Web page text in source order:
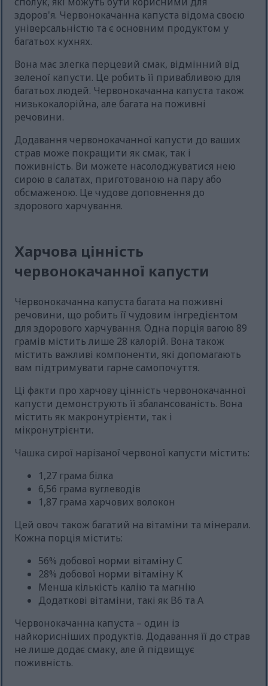
здоров'я. Червонокачанна капуста відома своєю
універсальністю та є основним продуктом у
багатьох кухнях.
Вона має злегка перцевий смак, відмінний від
зеленої капусти. Це робить її привабливою для
багатьох людей. Червонокачанна капуста також
низькокалорійна, але багата на поживні
речовини.
Додавання червонокачанної капусти до ваших
страв може покращити як смак, так і
поживність. Ви можете насолоджуватися нею
сирою в салатах, приготованою на пару або
обсмаженою. Це чудове доповнення до
здорового харчування.
Харчова цінність
червонокачанної капусти
Червонокачанна капуста багата на поживні
речовини, що робить її чудовим інгредієнтом
для здорового харчування. Одна порція вагою 89
грамів містить лише 28 калорій. Вона також
містить важливі компоненти, які допомагають
вам підтримувати гарне самопочуття.
Ці факти про харчову цінність червонокачанної
капусти демонструють її збалансованість. Вона
містить як макронутрієнти, так і
мікронутрієнти.
Чашка сирої нарізаної червоної капусти містить:
1,27 грама білка
6,56 грама вуглеводів
1,87 грама харчових волокон
Цей овоч також багатий на вітаміни та мінерали.
Кожна порція містить:
56% добової норми вітаміну С
28% добової норми вітаміну К
Менша кількість калію та магнію
Додаткові вітаміни, такі як B6 та A
Червонокачанна капуста – один із
найкорисніших продуктів. Додавання її до страв
не лише додає смаку, але й підвищує
поживність.